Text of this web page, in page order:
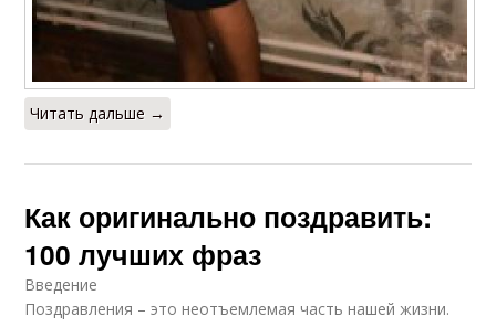
Читать дальше →
Как оригинально поздравить:
100 лучших фраз
Введение
Поздравления – это неотъемлемая часть нашей жизни.